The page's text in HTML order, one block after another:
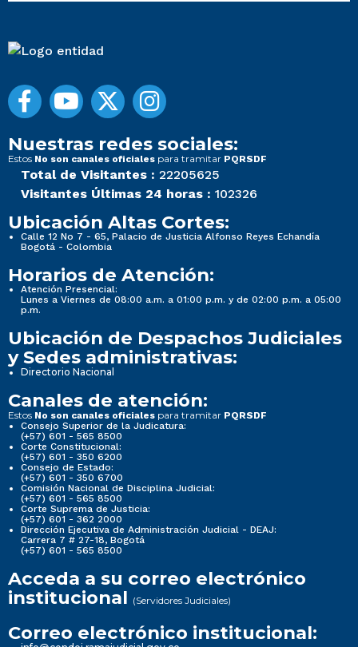
Nuestras redes sociales:
Estos No son canales oficiales para tramitar PQRSDF
Total de Visitantes : 22205625
Visitantes Últimas 24 horas : 102326
Ubicación Altas Cortes:
Calle 12 No 7 - 65, Palacio de Justicia Alfonso Reyes Echandía
Bogotá - Colombia
Horarios de Atención:
Atención Presencial:
Lunes a Viernes de 08:00 a.m. a 01:00 p.m. y de 02:00 p.m. a 05:00
p.m.
Ubicación de Despachos Judiciales
y Sedes administrativas:
Directorio Nacional
Canales de atención:
Estos No son canales oficiales para tramitar PQRSDF
Consejo Superior de la Judicatura:
(+57) 601 - 565 8500
Corte Constitucional:
(+57) 601 - 350 6200
Consejo de Estado:
(+57) 601 - 350 6700
Comisión Nacional de Disciplina Judicial:
(+57) 601 - 565 8500
Corte Suprema de Justicia:
(+57) 601 - 362 2000
Dirección Ejecutiva de Administración Judicial - DEAJ:
Carrera 7 # 27-18, Bogotá
(+57) 601 - 565 8500
Acceda a su correo electrónico
institucional (Servidores Judiciales)
Correo electrónico institucional: